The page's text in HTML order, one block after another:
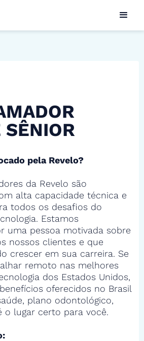
pela Revelo?
da Revelo são
alta capacidade técnica e
todos os desafios do
Estamos
uma pessoa motivada sobre
nossos clientes e que
crescer em sua carreira. Se
remoto nas melhores
dos Estados Unidos,
oferecidos no Brasil
plano odontológico,
o lugar certo para você.